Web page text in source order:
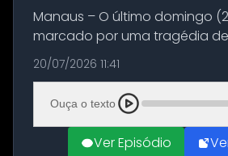
Manaus – O último domingo
marcado por uma tragédia
resultou na morte precoce de
BR-174, na zona rural de
com destino a um típico café
20/07/2026 11:41
Ouça o texto
Ver Episódio